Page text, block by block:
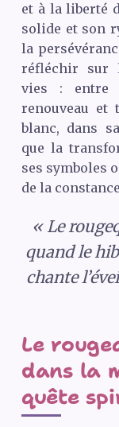
et à la liberté
solide et son
la
réfléchir sur
vies : entre
renouveau et
blanc, dans
que la
ses symboles
de la
« Le
quand le
chante
Le
dans la
quête